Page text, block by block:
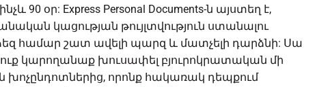
90 օր: Express Personal Documents-ն այստեղ է,
կացության թույլտվություն ստանալու
համար շատ ավելի պարզ և մատչելի դարձնի: Սա
կարողանաք խուսափել բյուրոկրատական մի
խոչընդոտներից, որոնք հակառակ դեպքում